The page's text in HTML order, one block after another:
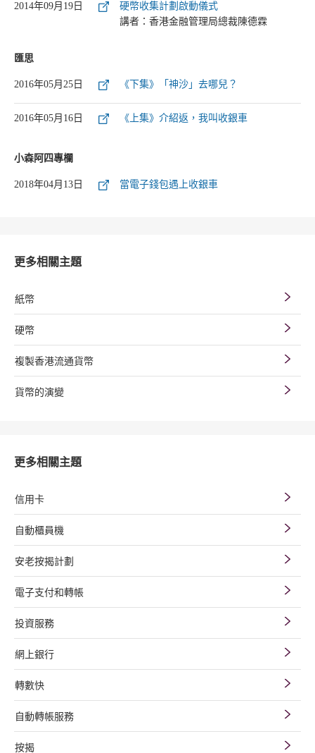
2014年09月19日
硬幣收集計劃啟動儀式
講者：香港金融管理局總裁陳德霖
匯思
2016年05月25日 《下集》「神沙」去哪兒？
2016年05月16日 《上集》介紹返，我叫收銀車
小森阿四專欄
2018年04月13日 當電子錢包遇上收銀車
更多相關主題
紙幣
硬幣
複製香港流通貨幣
貨幣的演變
更多相關主題
信用卡
自動櫃員機
安老按揭計劃
電子支付和轉帳
投資服務
網上銀行
轉數快
自動轉帳服務
按揭